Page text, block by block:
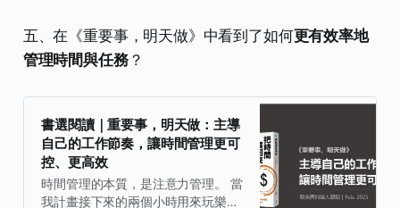
源，而靠「價值」連結 四｜創業的本
質是「影響力累積」而不只是賺錢
Rethink Marketing for Tech
Products，語言：繁體中文，
日期：2025/02/13，類別：商業理
財博客來 正確理解「產品行銷」是行
銷任何科技產品最根本的工作，而大
多數公司都誤解了這一點。事實上，
促成廣大銷售管道和品牌喜愛度的關
五、在《重要事，明天做》中看到了如何更有效率地
管理時間與任務？
書選閱讀｜重要事，明天做：主導
自己的工作節奏，讓時間管理更可
控、更高效
時間管理的本質，是注意力管理。 當
我計畫接下來的兩個小時用來玩樂，